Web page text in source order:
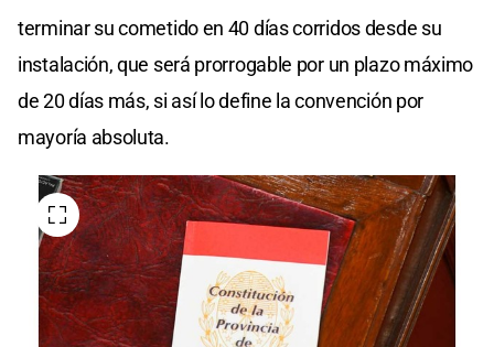
terminar su cometido en 40 días corridos desde su
instalación, que será prorrogable por un plazo máximo
de 20 días más, si así lo define la convención por
mayoría absoluta.